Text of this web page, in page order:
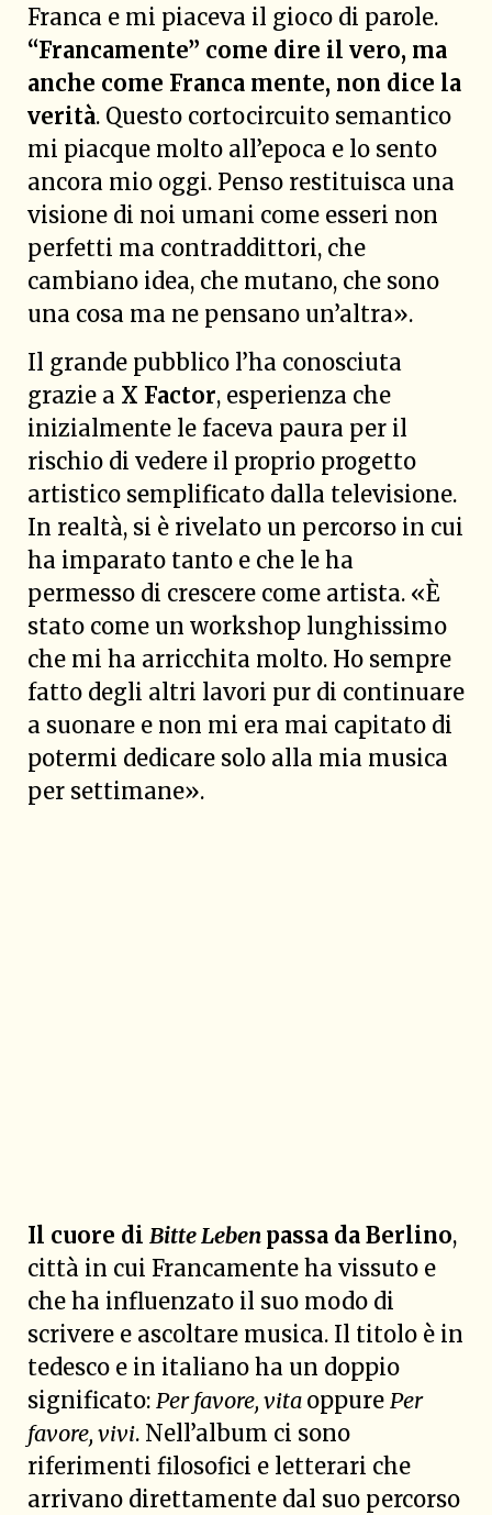
Franca e mi piaceva il gioco di parole.
“Francamente” come dire il vero, ma
anche come Franca mente, non dice la
verità. Questo cortocircuito semantico
mi piacque molto all’epoca e lo sento
ancora mio oggi. Penso restituisca una
visione di noi umani come esseri non
perfetti ma contraddittori, che
cambiano idea, che mutano, che sono
una cosa ma ne pensano un’altra».
Il grande pubblico l’ha conosciuta
grazie a X Factor, esperienza che
inizialmente le faceva paura per il
rischio di vedere il proprio progetto
artistico semplificato dalla televisione.
In realtà, si è rivelato un percorso in cui
ha imparato tanto e che le ha
permesso di crescere come artista. «È
stato come un workshop lunghissimo
che mi ha arricchita molto. Ho sempre
fatto degli altri lavori pur di continuare
a suonare e non mi era mai capitato di
potermi dedicare solo alla mia musica
per settimane».
Il cuore di Bitte Leben passa da Berlino,
città in cui Francamente ha vissuto e
che ha influenzato il suo modo di
scrivere e ascoltare musica. Il titolo è in
tedesco e in italiano ha un doppio
significato: Per favore, vita oppure Per
favore, vivi. Nell’album ci sono
riferimenti filosofici e letterari che
arrivano direttamente dal suo percorso